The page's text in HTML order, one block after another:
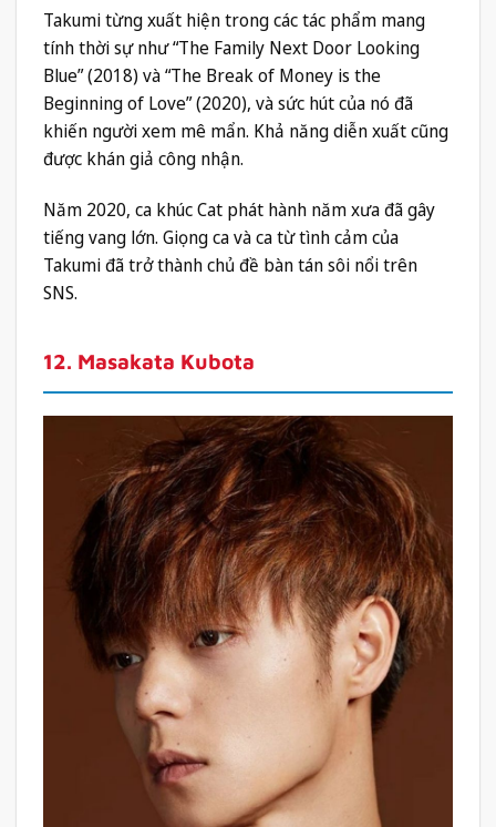
Takumi từng xuất hiện trong các tác phẩm mang
tính thời sự như “The Family Next Door Looking
Blue” (2018) và “The Break of Money is the
Beginning of Love” (2020), và sức hút của nó đã
khiến người xem mê mẩn. Khả năng diễn xuất cũng
được khán giả công nhận.
Năm 2020, ca khúc Cat phát hành năm xưa đã gây
tiếng vang lớn. Giọng ca và ca từ tình cảm của
Takumi đã trở thành chủ đề bàn tán sôi nổi trên
SNS.
12. Masakata Kubota